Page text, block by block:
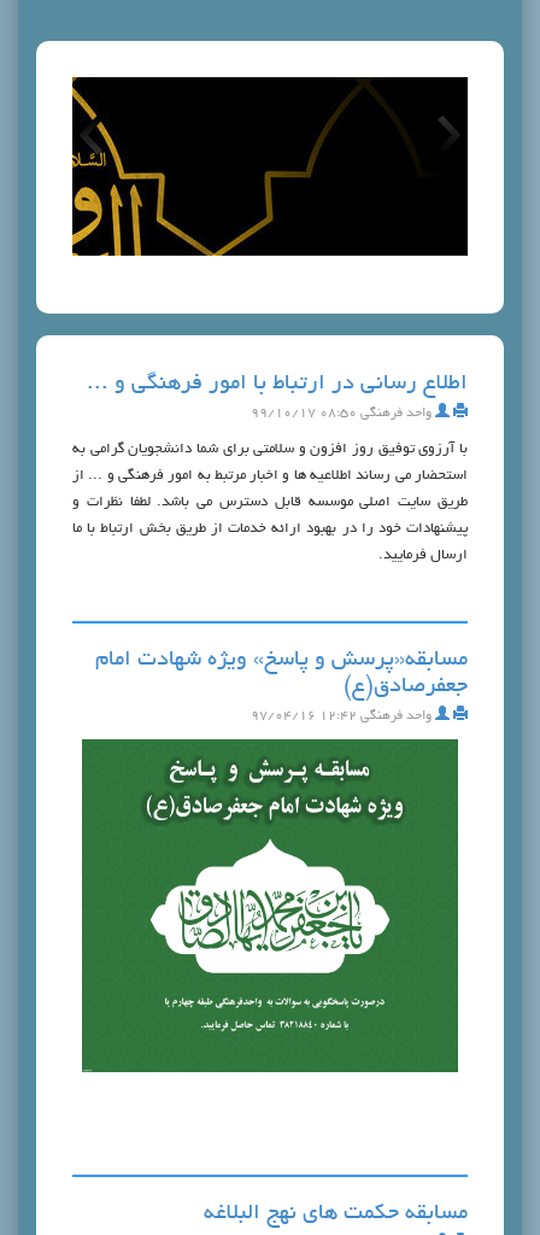
اطلاع رسانی در ارتباط با امور فرهنگی و ...
واحد فرهنگی ۰۸:۵۰ ۹۹/۱۰/۱۷
با آرزوی توفیق روز افزون و سلامتی برای شما دانشجویان گرامی به
استحضار می رساند اطلاعیه ها و اخبار مرتبط به امور فرهنگی و ... از
طریق سایت اصلی موسسه قابل دسترس می باشد. لطفا نظرات و
پیشنهادات خود را در بهبود ارائه خدمات از طریق بخش ارتباط با ما
ارسال فرمایید.
مسابقه«پرسش و پاسخ» ویژه شهادت امام
جعفرصادق(ع)
واحد فرهنگی ۱۲:۴۲ ۹۷/۰۴/۱۶
مسابقه حکمت های نهج البلاغه